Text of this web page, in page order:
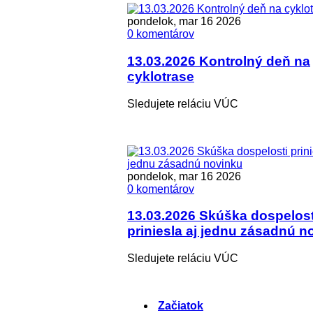
pondelok, mar 16 2026
0 komentárov
13.03.2026 Kontrolný deň na
cyklotrase
Sledujete reláciu VÚC
pondelok, mar 16 2026
0 komentárov
13.03.2026 Skúška
priniesla aj jednu zásadnú
Sledujete reláciu VÚC
Začiatok